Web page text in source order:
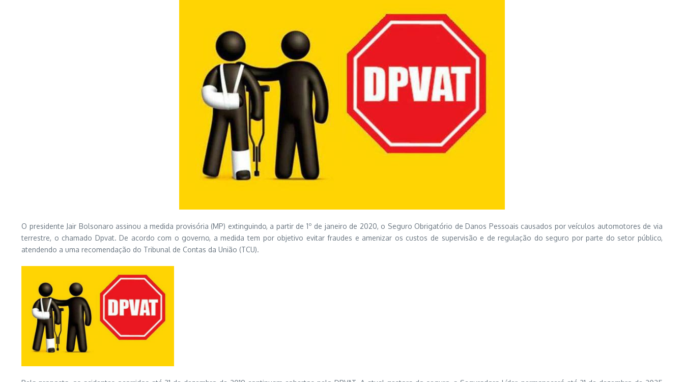
O presidente Jair Bolsonaro assinou a medida provisória (MP) extinguindo, a partir de 1º de janeiro de 2020, o Seguro Obrigatório de Danos Pessoais causados por veículos automotores de via
terrestre, o chamado Dpvat. De acordo com o governo, a medida tem por objetivo evitar fraudes e amenizar os custos de supervisão e de regulação do seguro por parte do setor público,
atendendo a uma recomendação do Tribunal de Contas da União (TCU).